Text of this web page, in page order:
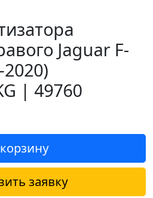
Jaguar F-
| 49760
заявку